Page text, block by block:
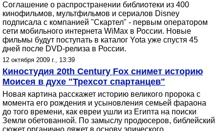
Соглашение о распространении библиотеки из 400
кинофильмов, мультфильмов и сериалов Disney
подписала с компанией "Скартел" - первым оператором
сети мобильного интернета WiMax в России. Новые
фильмы будут поступать в каталог Yota уже спустя 45
дней после DVD-релиза в России.
12 октября 2009 г., 13:39
Киностудия 20th Century Fox снимет историю
Моисея в духе "Трехсот спартанцев"
Новая картина расскажет историю великого пророка с
момента его рождения и усыновления семьей фараона
до того времени, как евреи ушли из Египта на поиски
Земли обетованной. По замыслу продюсеров, библейский
сюжет органично ляжет в основу эпического